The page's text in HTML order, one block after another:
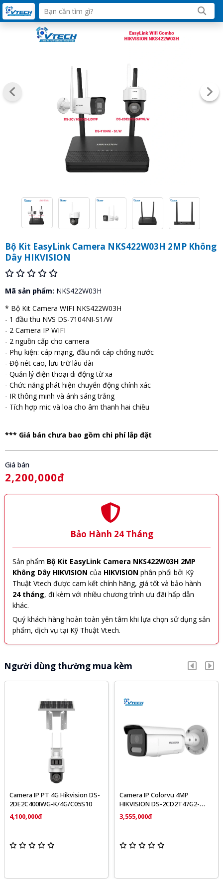
Bộ Kit EasyLink Camera NKS422W03H 2MP Không
Dây HIKVISION
Mã sản phẩm: NKS422W03H
* Bộ Kit Camera WIFI NKS422W03H
- 1 đầu thu NVS DS-7104NI-S1/W
- 2 Camera IP WIFI
- 2 nguồn cấp cho camera
- Phụ kiện: cáp mạng, đầu nối cáp chống nước
- Độ nét cao, lưu trữ lâu dài
- Quản lý điện thoại di động từ xa
- Chức năng phát hiện chuyển động chính xác
- IR thông minh và ánh sáng trắng
- Tích hợp mic và loa cho âm thanh hai chiều
*** Giá bán chưa bao gồm chi phí lắp đặt
Giá bán
2,200,000đ
Bảo Hành 24 Tháng
Sản phẩm Bộ Kit EasyLink Camera NKS422W03H 2MP
Không Dây HIKVISION của HIKVISION phân phối bởi Kỹ
Thuật Vtech được cam kết chính hãng, giá tốt và bảo hành
24 tháng, đi kèm với nhiều chương trình ưu đãi hấp dẫn
khác.
Quý khách hàng hoàn toàn yên tâm khi lựa chọn sử dụng sản
phẩm, dịch vụ tại Kỹ Thuật Vtech.
Người dùng thường mua kèm
Camera IP PT 4G Hikvision DS-
2DE2C400IWG-K/4G/C05S10
4,100,000đ
Camera IP Colorvu 4MP
HIKVISION DS-2CD2T47G2-
LSU/SL
3,555,000đ